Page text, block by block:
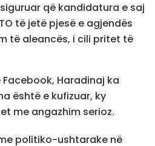
që kandidatura e saj
të jetë pjesë e agjendës
të aleancës, i cili pritet të
Haradinaj ka
është e kufizuar, ky
me angazhim serioz.
politiko-ushtarake në